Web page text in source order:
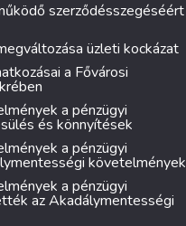
szerződésszegéséért
üzleti kockázat
a Fővárosi
a pénzügyi
és könnyítések
a pénzügyi
követelmények
a pénzügyi
az Akadálymentességi